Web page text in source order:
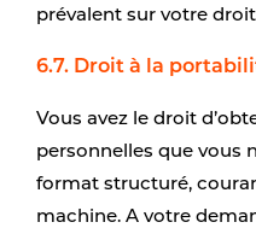
prévalent sur votre
6.7. Droit à la
Vous avez le droit
personnelles que vous
format structuré,
machine. A votre